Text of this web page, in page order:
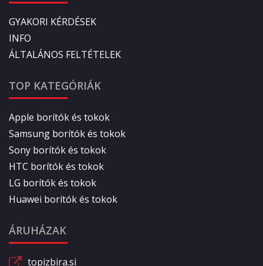
GYAKORI KÉRDÉSEK
INFO
ÁLTALÁNOS FELTÉTELEK
TOP KATEGÓRIÁK
Apple borítók és tokok
Samsung borítók és tokok
Sony borítók és tokok
HTC borítók és tokok
LG borítók és tokok
Huawei borítók és tokok
ÁRUHÁZAK
topizbira.si